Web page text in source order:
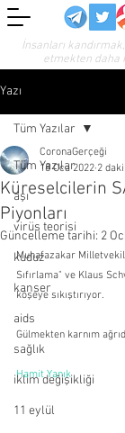
İnsanları
etmekten daha
Yazı
Tüm Yazılar
aşı
virüs teorisi
kuduz
kanser
aids
sağlık
iklim değişikliği
11 eylül
Tüm Yazılar
Küreselcilerin
Piyonları
CoronaGerçeği
18 Oca 2022 2
Güncelleme tarihi: 2
Muhafazakar
Sıfırlama" ve Klaus
köşeye sıkıştırıyor.
Gülmekten karnım
Hamit Yanık